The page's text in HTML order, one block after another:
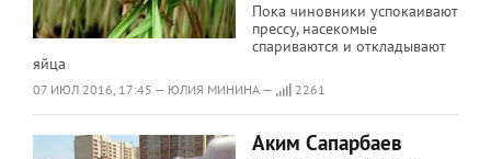
Пока чиновники успокаивают
прессу, насекомые
спариваются и откладывают
яйца
07 ИЮЛ 2016, 17:45 — ЮЛИЯ МИНИНА — 2261
Аким Сапарбаев